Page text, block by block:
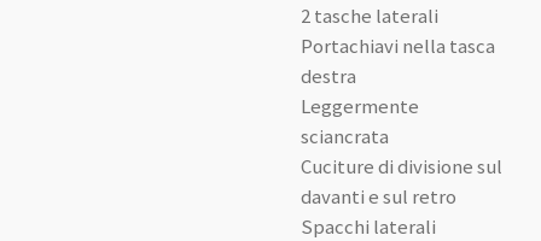
2 tasche laterali
Portachiavi nella tasca
destra
Leggermente
sciancrata
Cuciture di divisione sul
davanti e sul retro
Spacchi laterali